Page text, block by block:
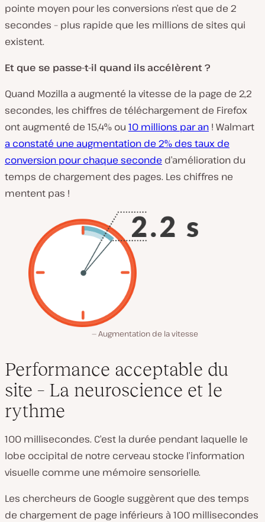
pointe moyen pour les conversions n’est que de 2
secondes – plus rapide que les millions de sites qui
existent.
Et que se passe-t-il quand ils accélèrent ?
Quand Mozilla a augmenté la vitesse de la page de 2,2
secondes, les chiffres de téléchargement de Firefox
ont augmenté de 15,4% ou 10 millions par an ! Walmart
a constaté une augmentation de 2% des taux de
conversion pour chaque seconde d’amélioration du
temps de chargement des pages. Les chiffres ne
mentent pas !
Augmentation de la vitesse
Performance acceptable du
site – La neuroscience et le
rythme
100 millisecondes. C’est la durée pendant laquelle le
lobe occipital de notre cerveau stocke l’information
visuelle comme une mémoire sensorielle.
Les chercheurs de Google suggèrent que des temps
de chargement de page inférieurs à 100 millisecondes